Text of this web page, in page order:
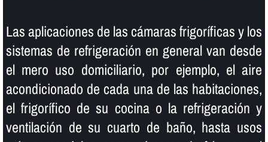
Las aplicaciones de las cámaras frigorí­ficas y los
sistemas de refrigeración en general van desde
el mero uso domiciliario, por ejemplo, el aire
acondicionado de cada una de las habitaciones,
el frigorí­fico de su cocina o la refrigeración y
ventilación de su cuarto de baño, hasta usos